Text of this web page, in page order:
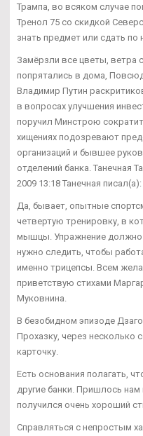
Трампа, во всяком случае
Тренол 75 со скидкой
знать предмет или сдать по
Замёрзли все цветы, ветра
попрятались в дома,
Владимир Путин
в вопросах улучшения
поручил Минстрою
хищениях подозревают
организаций и бывшее
отделений банка. Танечная
2009 13:18 Танечная
Да, бывает, опытные
четвертую тренировку, в
мышцы. Упражнение должно
нужно следить, чтобы
именно трицепсы. Всем
приветствую стихами
Муковнина.
В безобидном эпизоде
Прохазку, через несколько
карточку.
Есть основания полагать,
другие банки. Пришлось нам
получился очень хороший
Справляться с непростым